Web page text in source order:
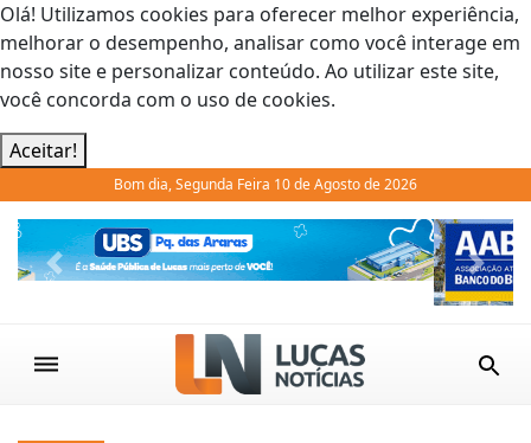
Olá! Utilizamos cookies para oferecer melhor experiência,
melhorar o desempenho, analisar como você interage em
nosso site e personalizar conteúdo. Ao utilizar este site,
você concorda com o uso de cookies.
Aceitar!
Bom dia, Segunda Feira 10 de Agosto de 2026
Previous Next